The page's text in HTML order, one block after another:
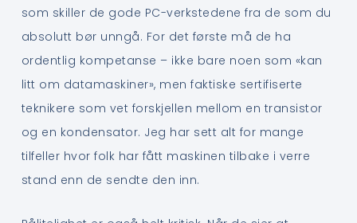
som skiller de gode PC-verkstedene fra de som du
absolutt bør unngå. For det første må de ha
ordentlig kompetanse – ikke bare noen som «kan
litt om datamaskiner», men faktiske sertifiserte
teknikere som vet forskjellen mellom en transistor
og en kondensator. Jeg har sett alt for mange
tilfeller hvor folk har fått maskinen tilbake i verre
stand enn de sendte den inn.